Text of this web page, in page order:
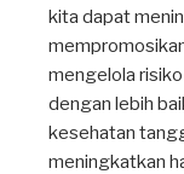
kita dapat
mengelola
dengan lebih
kesehatan
meningkatkan